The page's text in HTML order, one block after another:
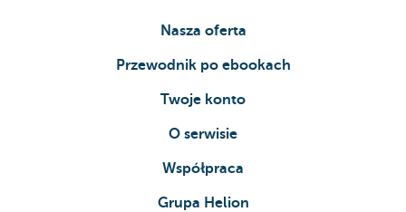
Nasza oferta
Przewodnik po ebookach
Twoje konto
O serwisie
Współpraca
Grupa Helion